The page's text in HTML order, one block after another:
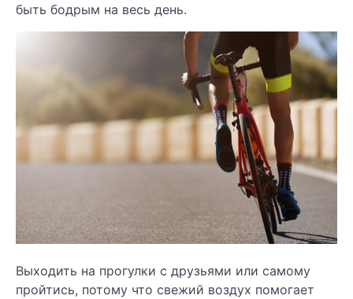
быть бодрым на весь день.
Выходить на прогулки с друзьями или самому
пройтись, потому что свежий воздух помогает